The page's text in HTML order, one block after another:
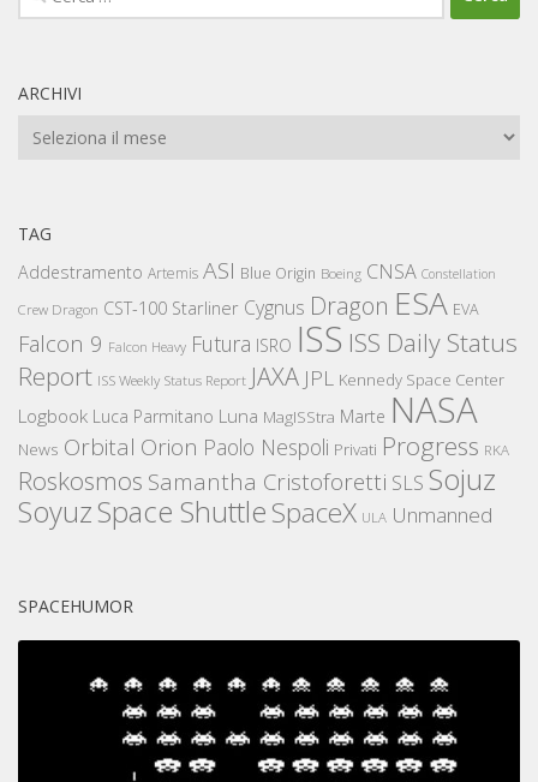
per:
ARCHIVI
Archivi
TAG
Addestramento Artemis ASI Blue Origin Boeing CNSA Constellation
Crew Dragon CST-100 Starliner Cygnus Dragon ESA EVA
Falcon 9 Falcon Heavy Futura ISRO ISS ISS Daily Status
Report ISS Weekly Status Report JAXA JPL Kennedy Space Center
Logbook Luca Parmitano Luna MagISStra Marte NASA
News Orbital Orion Paolo Nespoli Privati Progress RKA
Roskosmos Samantha Cristoforetti SLS Sojuz
SoyuzSpace ShuttleSpaceX ULA Unmanned
SPACEHUMOR